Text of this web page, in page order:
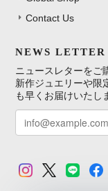
Contact Us
NEWS LETTER
ニュースレターをご
新作ジュエリーや限
も早くお届けいたし